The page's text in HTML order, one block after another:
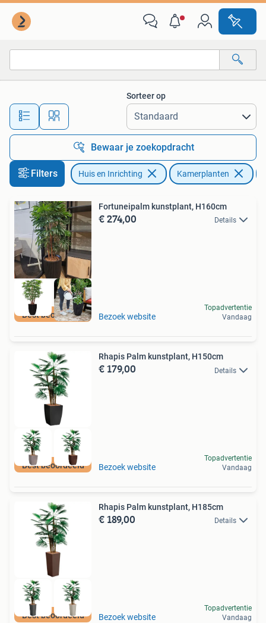
Alle afstanden…
Sorteer op
Bewaar je zoekopdracht
Filters Huis en Inrichting Kamerplanten
Best beoordeeld
Fortuneipalm kunstplant, H160cm
€ 274,00 Details
Bezoek website
Topadvertentie
Vandaag
Best beoordeeld
Rhapis Palm kunstplant, H150cm
€ 179,00 Details
Bezoek website
Topadvertentie
Vandaag
Best beoordeeld
Rhapis Palm kunstplant, H185cm
€ 189,00 Details
Bezoek website
Topadvertentie
Vandaag